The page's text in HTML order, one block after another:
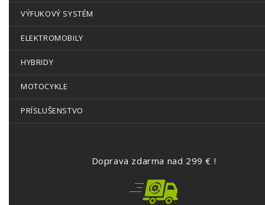
VÝFUKOVÝ SYSTÉM
ELEKTROMOBILY
HYBRIDY
MOTOCYKLE
PRÍSLUŠENSTVO
Doprava zdarma nad 299 € !